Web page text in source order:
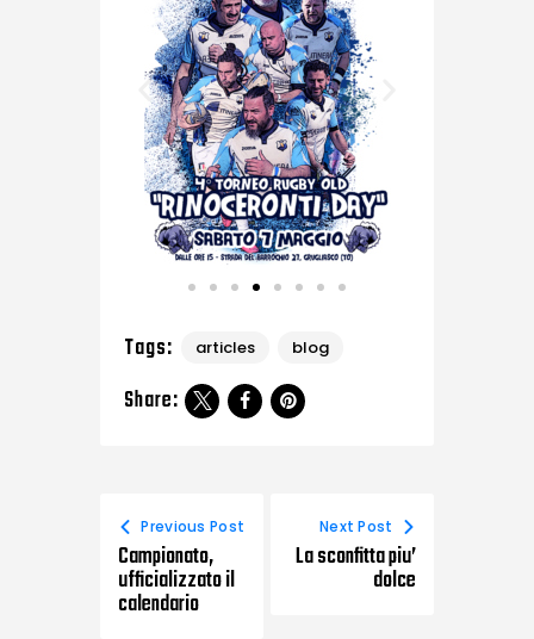
Tags: articles blog
Share:
Previous Post
Campionato,
ufficializzato il
calendario
Next Post
La sconfitta piu’
dolce